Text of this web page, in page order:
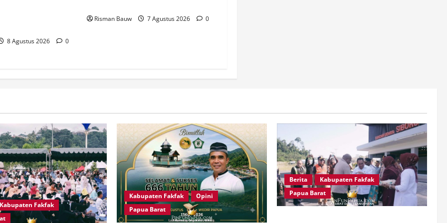
8 Agustus 2026 0
Risman Bauw 7 Agustus 2026 0
Kabupaten Fakfak
Kabupaten Fakfak
Opini
Papua Barat
Berita
Kabupaten Fakfak
Papua Barat